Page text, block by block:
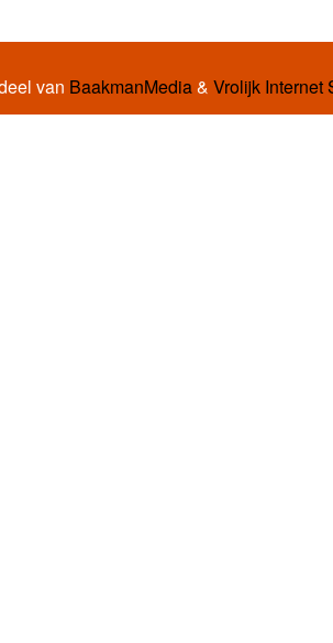
van BaakmanMedia& Vrolijk Internet